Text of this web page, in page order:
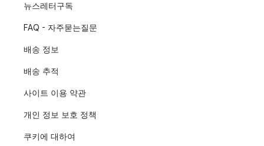
뉴스레터구독
FAQ - 자주묻는질문
배송 정보
배송 추적
사이트 이용 약관
개인 정보 보호 정책
쿠키에 대하여